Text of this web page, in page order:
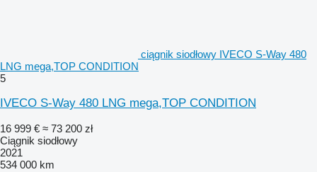
ciągnik siodłowy IVECO S-Way 480
LNG mega,TOP CONDITION
5
IVECO S-Way 480 LNG mega,TOP CONDITION
16 999 € ≈ 73 200 zł
Ciągnik siodłowy
2021
534 000 km